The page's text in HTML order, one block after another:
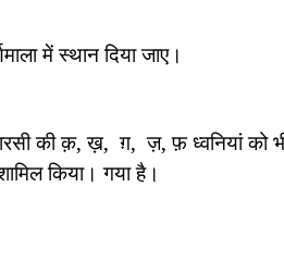
में स्थान दिया जाए।
की क़,ख़, ग़, ज़,फ़ ध्वनियां को
किया। गया है।